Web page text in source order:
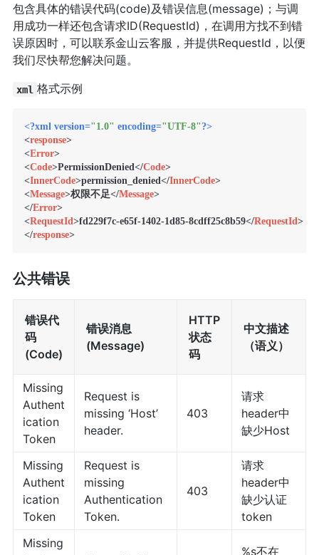
包含具体的错误代码(code)及错误信息(message)；与调
用成功一样还包含请求ID(RequestId)，在调用方找不到错
误原因时，可以联系金山云客服，并提供RequestId，以便
我们尽快帮您解决问题。
xml 格式示例
<?xml version="1.0" encoding="UTF-8"?>
<response>
<Error>
<Code>PermissionDenied</Code>
<InnerCode>permission_denied</InnerCode>
<Message>权限不足</Message>
</Error>
<RequestId>fd229f7c-e65f-1402-1d85-8cdff25c8b59</RequestId>
</response>
公共错误
错误代
码
(Code)
错误消息
(Message)
HTTP
状态
码
中文描述
（语义）
Missing
Authent
ication
Token
Request is
missing ‘Host’
header.
403
请求
header中
缺少Host
Missing
Authent
ication
Token
Request is
missing
Authentication
Token.
403
请求
header中
缺少认证
token
Missing
%s不在